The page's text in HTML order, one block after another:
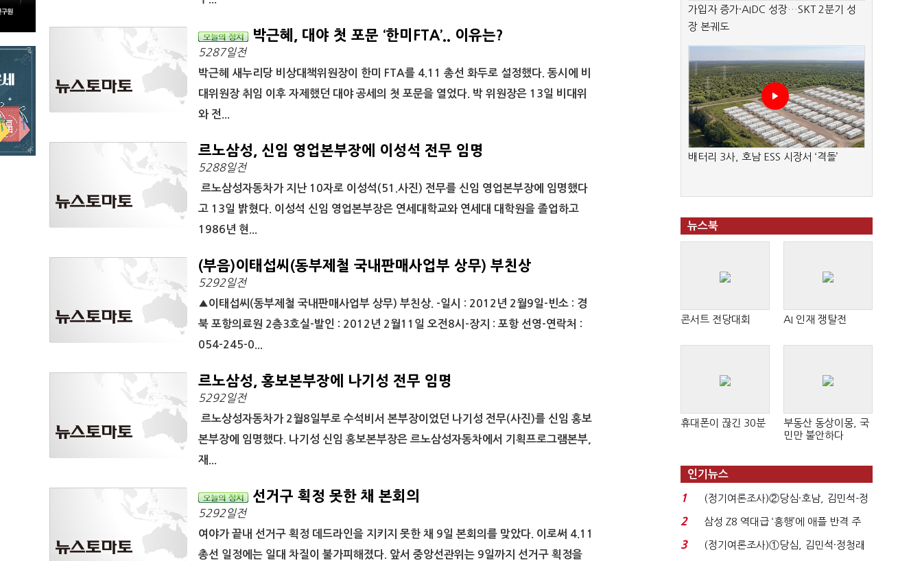
박근혜, 대야 첫 포문 ‘한미FTA’.. 이유는?
5287일전
박근혜 새누리당 비상대책위원장이 한미 FTA를 4.11 총선 화두로 설정했다. 동시에 비
대위원장 취임 이후 자제했던 대야 공세의 첫 포문을 열었다. 박 위원장은 13일 비대위
와 전...
르노삼성, 신임 영업본부장에 이성석 전무 임명
5288일전
르노삼성자동차가 지난 10자로 이성석(51.사진) 전무를 신임 영업본부장에 임명했다
고 13일 밝혔다. 이성석 신임 영업본부장은 연세대학교와 연세대 대학원을 졸업하고
1986년 현...
(부음)이태섭씨(동부제철 국내판매사업부 상무) 부친상
5292일전
▲이태섭씨(동부제철 국내판매사업부 상무) 부친상. -일시 : 2012년 2월9일-빈소 : 경
북 포항의료원 2층3호실-발인 : 2012년 2월11일 오전8시-장지 : 포항 선영-연락처 :
054-245-0...
르노삼성, 홍보본부장에 나기성 전무 임명
5292일전
르노상성자동차가 2월8일부로 수석비서 본부장이었던 나기성 전무(사진)를 신임 홍보
본부장에 임명했다. 나기성 신임 홍보본부장은 르노삼성자동차에서 기획프로그램본부,
재...
선거구 획정 못한 채 본회의
5292일전
여야가 끝내 선거구 획정 데드라인을 지키지 못한 채 9일 본회의를 맞았다. 이로써 4.11
총선 일정에는 일대 차질이 불가피해졌다. 앞서 중앙선관위는 9일까지 선거구 획정을
가입자 증가·AIDC 성장…SKT 2분기 성
장 본궤도
배터리 3사, 호남 ESS 시장서 ‘격돌’
뉴스북
콘서트 전당대회 AI 인재 쟁탈전
휴대폰이 끊긴 30분
부동산 동상이몽, 국
민만 불안하다
인기뉴스
1
(정기여론조사)②당심·호남, 김민석-정
청래 '초접전'...
2
삼성 Z8 역대급 ‘흥행’에 애플 반격 주
목…9월 ‘폴...
3
(정기여론조사)①당심, 김민석·정청래